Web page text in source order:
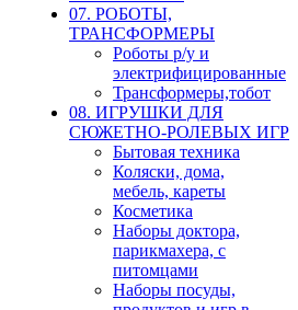
07. РОБОТЫ,
ТРАНСФОРМЕРЫ
Роботы р/у и
электрифицированные
Трансформеры,тобот
08. ИГРУШКИ ДЛЯ
СЮЖЕТНО-РОЛЕВЫХ ИГР
Бытовая техника
Коляски, дома,
мебель, кареты
Косметика
Наборы доктора,
парикмахера, с
питомцами
Наборы посуды,